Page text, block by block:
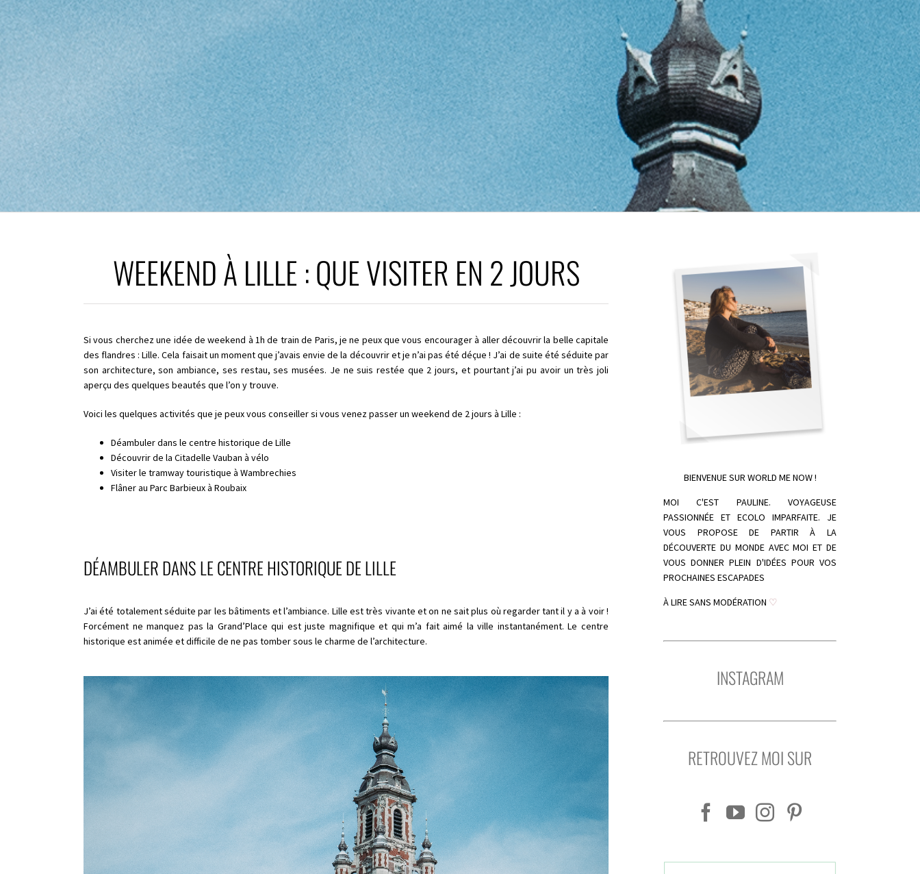
WEEKEND À LILLE : QUE VISITER EN 2 JOURS
Si vous cherchez une idée de weekend à 1h de train de Paris, je ne peux que vous encourager à aller découvrir la belle capitale
des flandres : Lille. Cela faisait un moment que j’avais envie de la découvrir et je n’ai pas été déçue ! J’ai de suite été séduite par
son architecture, son ambiance, ses restau, ses musées. Je ne suis restée que 2 jours, et pourtant j’ai pu avoir un très joli
aperçu des quelques beautés que l’on y trouve.
Voici les quelques activités que je peux vous conseiller si vous venez passer un weekend de 2 jours à Lille :
Déambuler dans le centre historique de Lille
Découvrir de la Citadelle Vauban à vélo
Visiter le tramway touristique à Wambrechies
Flâner au Parc Barbieux à Roubaix
DÉAMBULER DANS LE CENTRE HISTORIQUE DE LILLE
J’ai été totalement séduite par les bâtiments et l’ambiance. Lille est très vivante et on ne sait plus où regarder tant il y a à voir !
Forcément ne manquez pas la Grand’Place qui est juste magnifique et qui m’a fait aimé la ville instantanément. Le centre
historique est animée et difficile de ne pas tomber sous le charme de l’architecture.
BIENVENUE SUR WORLD ME NOW !
MOI C'EST PAULINE. VOYAGEUSE
PASSIONNÉE ET ECOLO IMPARFAITE. JE
VOUS PROPOSE DE PARTIR À LA
DÉCOUVERTE DU MONDE AVEC MOI ET DE
VOUS DONNER PLEIN D'IDÉES POUR VOS
PROCHAINES ESCAPADES
À LIRE SANS MODÉRATION ♡
INSTAGRAM
RETROUVEZ MOI SUR